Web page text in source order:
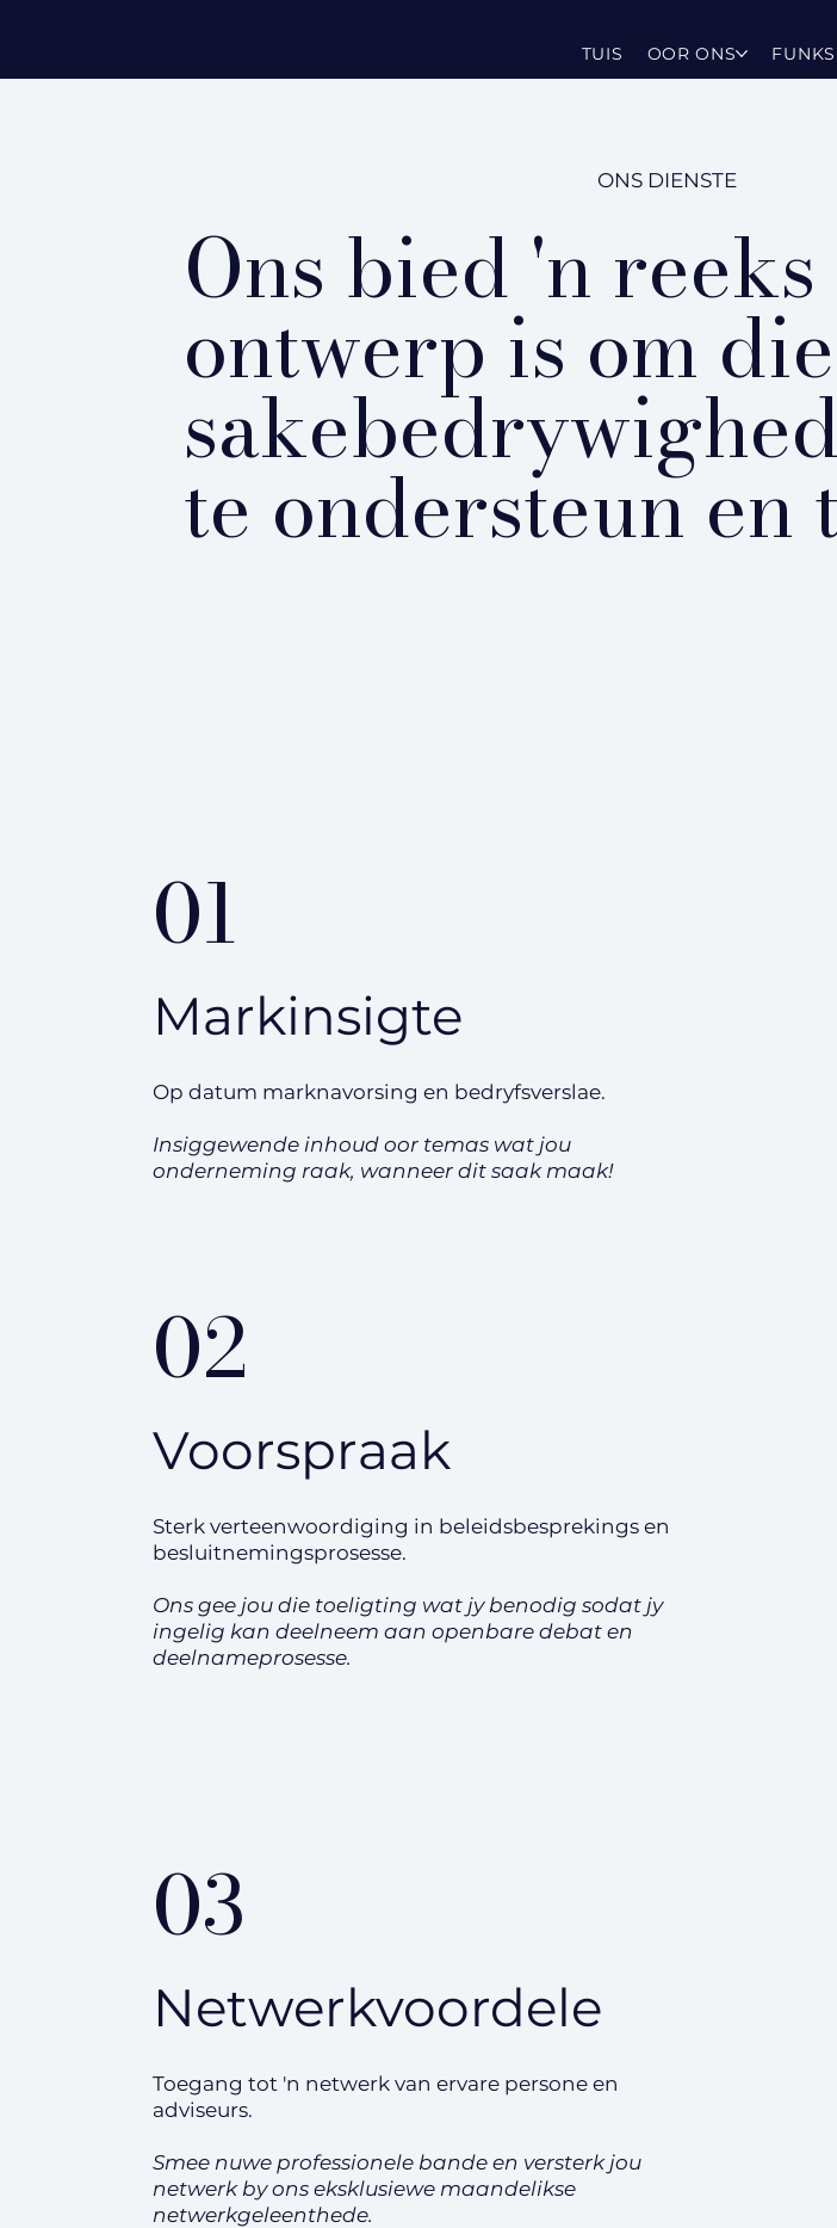
TUIS OOR ONS
01
Markinsigte
Op datum marknavorsing en bedryfsverslae.
Insiggewende inhoud oor temas wat jou
onderneming raak, wanneer dit saak maak!
02
Voorspraak
Sterk verteenwoordiging in beleidsbesprekings en
besluitnemingsprosesse.
Ons gee jou die toeligting wat jy benodig sodat jy
ingelig kan deelneem aan openbare debat en
deelnameprosesse.
03
Netwerkvoordele
Toegang tot 'n netwerk van ervare persone en
adviseurs.
Smee nuwe professionele bande en versterk jou
netwerk by ons eksklusiewe maandelikse
netwerkgeleenthede.
ONS DIENSTE
Ons bied 'n
ontwerp is om die
te ondersteun en